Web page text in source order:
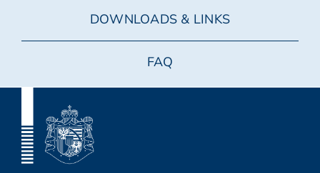
DOWNLOADS & LINKS
FAQ